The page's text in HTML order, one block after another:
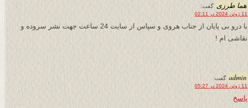
هما طرزی گفت:
11 ژوئن 2024 در 02:11
با درو بی پایان از جناب هروی و سپاس از سایت 24 ساعت جهت نشر سروده و
نقاشی ام !
admin گفت:
11 ژوئن 2024 در 05:27
پاسخ